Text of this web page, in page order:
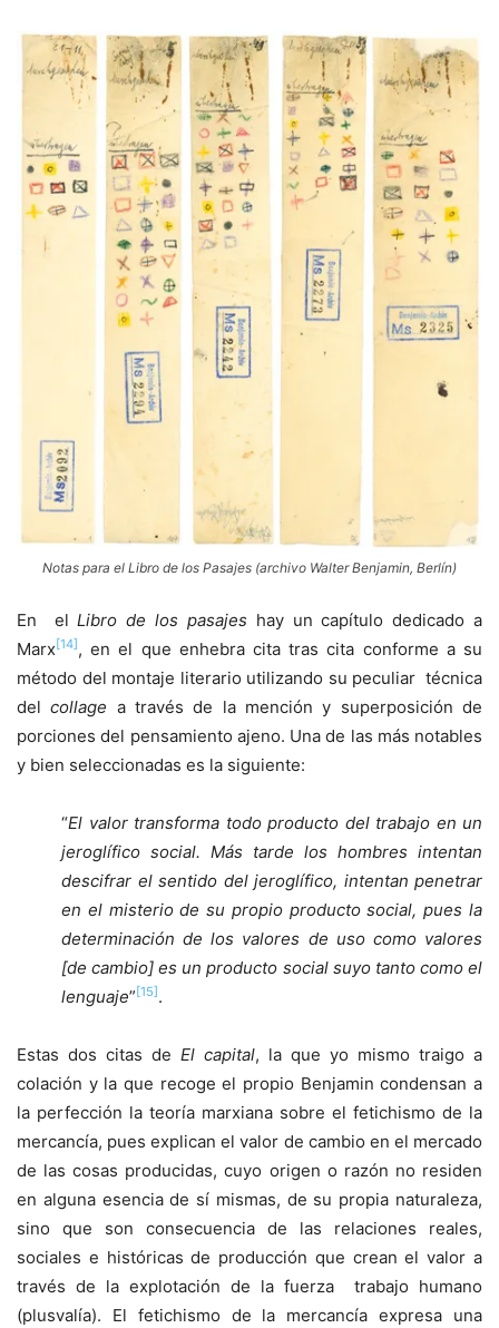
Notas para el Libro de los Pasajes (archivo Walter Benjamin, Berlín)
En elLibro de los pasajes hay un capítulo dedicado a
Marx[14] , en el que enhebra cita tras cita conforme a su
método del montaje literario utilizando su peculiar técnica
delcollage a través de la mención y superposición de
porciones del pensamiento ajeno. Una de las más notables
y bien seleccionadas es la siguiente:
“El valor transforma todo producto del trabajo en un
jeroglífico social. Más tarde los hombres intentan
descifrar el sentido del jeroglífico, intentan penetrar
en el misterio de su propio producto social, pues la
determinación de los valores de uso como valores
[de cambio] es un producto social suyo tanto como el
lenguaje” [15] .
Estas dos citas de El capital, la que yo mismo traigo a
colación y la que recoge el propio Benjamin condensan a
la perfección la teoría marxiana sobre el fetichismo de la
mercancía, pues explican el valor de cambio en el mercado
de las cosas producidas, cuyo origen o razón no residen
en alguna esencia de sí mismas, de su propia naturaleza,
sino que son consecuencia de las relaciones reales,
sociales e históricas de producción que crean el valor a
través de la explotación de la fuerza trabajo humano
(plusvalía). El fetichismo de la mercancía expresa una